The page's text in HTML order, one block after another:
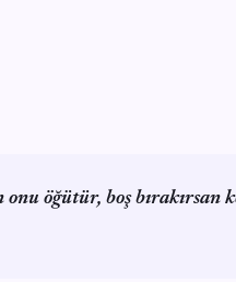
öğütür, boş bırakırsan